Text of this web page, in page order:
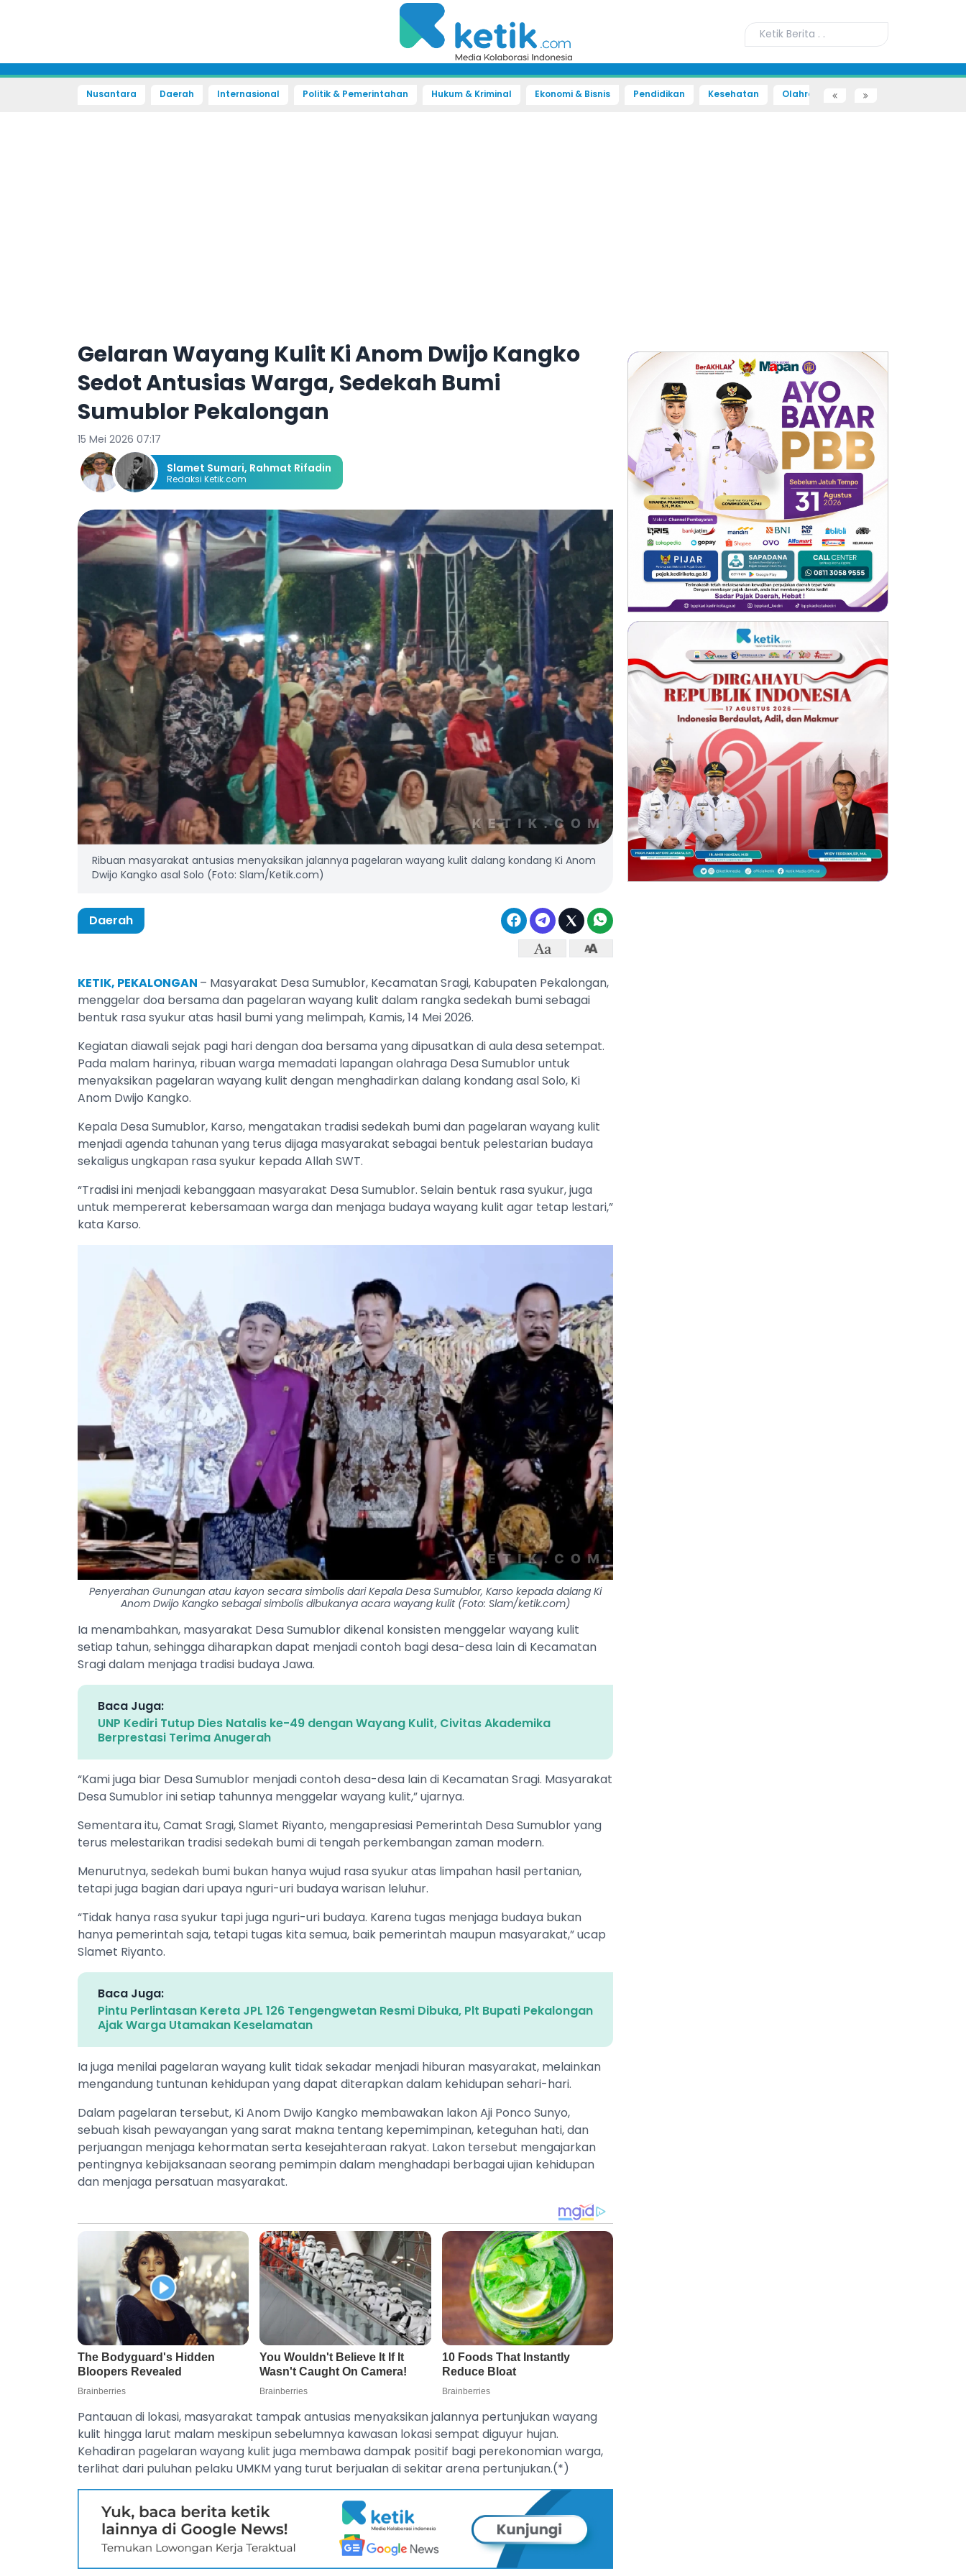
Nusantara Daerah Internasional Politik & Pemerintahan Hukum & Kriminal Ekonomi & Bisnis Pendidikan Kesehatan Olahraga Sains dan Teknologi
Gelaran Wayang Kulit Ki Anom Dwijo Kangko
Sedot Antusias Warga, Sedekah Bumi
Sumublor Pekalongan
15 Mei 2026 07:17
Slamet Sumari, Rahmat Rifadin
Redaksi Ketik.com
Ribuan masyarakat antusias menyaksikan jalannya pagelaran wayang kulit dalang kondang Ki Anom
Dwijo Kangko asal Solo (Foto: Slam/Ketik.com)
Daerah
KETIK, PEKALONGAN – Masyarakat Desa Sumublor, Kecamatan Sragi, Kabupaten Pekalongan,
menggelar doa bersama dan pagelaran wayang kulit dalam rangka sedekah bumi sebagai
bentuk rasa syukur atas hasil bumi yang melimpah, Kamis, 14 Mei 2026.
‎Kegiatan diawali sejak pagi hari dengan doa bersama yang dipusatkan di aula desa setempat.
Pada malam harinya, ribuan warga memadati lapangan olahraga Desa Sumublor untuk
menyaksikan pagelaran wayang kulit dengan menghadirkan dalang kondang asal Solo, Ki
Anom Dwijo Kangko.
‎Kepala Desa Sumublor, Karso, mengatakan tradisi sedekah bumi dan pagelaran wayang kulit
menjadi agenda tahunan yang terus dijaga masyarakat sebagai bentuk pelestarian budaya
sekaligus ungkapan rasa syukur kepada Allah SWT.
‎“Tradisi ini menjadi kebanggaan masyarakat Desa Sumublor. Selain bentuk rasa syukur, juga
untuk mempererat kebersamaan warga dan menjaga budaya wayang kulit agar tetap lestari,”
kata Karso.
Penyerahan Gunungan atau kayon secara simbolis dari Kepala Desa Sumublor, Karso kepada dalang Ki
Anom Dwijo Kangko sebagai simbolis dibukanya acara wayang kulit (Foto: Slam/ketik.com)
‎Ia menambahkan, masyarakat Desa Sumublor dikenal konsisten menggelar wayang kulit
setiap tahun, sehingga diharapkan dapat menjadi contoh bagi desa-desa lain di Kecamatan
Sragi dalam menjaga tradisi budaya Jawa.
Baca Juga:
UNP Kediri Tutup Dies Natalis ke-49 dengan Wayang Kulit, Civitas Akademika
Berprestasi Terima Anugerah
‎“Kami juga biar Desa Sumublor menjadi contoh desa-desa lain di Kecamatan Sragi. Masyarakat
Desa Sumublor ini setiap tahunnya menggelar wayang kulit,” ujarnya.
‎Sementara itu, Camat Sragi, Slamet Riyanto, mengapresiasi Pemerintah Desa Sumublor yang
terus melestarikan tradisi sedekah bumi di tengah perkembangan zaman modern.‎
‎Menurutnya, sedekah bumi bukan hanya wujud rasa syukur atas limpahan hasil pertanian,
tetapi juga bagian dari upaya nguri-uri budaya warisan leluhur.
‎“Tidak hanya rasa syukur tapi juga nguri-uri budaya. Karena tugas menjaga budaya bukan
hanya pemerintah saja, tetapi tugas kita semua, baik pemerintah maupun masyarakat,” ucap
Slamet Riyanto.
Baca Juga:
Pintu Perlintasan Kereta JPL 126 Tengengwetan Resmi Dibuka, Plt Bupati Pekalongan
Ajak Warga Utamakan Keselamatan
‎Ia juga menilai pagelaran wayang kulit tidak sekadar menjadi hiburan masyarakat, melainkan
mengandung tuntunan kehidupan yang dapat diterapkan dalam kehidupan sehari-hari.
‎Dalam pagelaran tersebut, Ki Anom Dwijo Kangko membawakan lakon Aji Ponco Sunyo,
sebuah kisah pewayangan yang sarat makna tentang kepemimpinan, keteguhan hati, dan
perjuangan menjaga kehormatan serta kesejahteraan rakyat. Lakon tersebut mengajarkan
pentingnya kebijaksanaan seorang pemimpin dalam menghadapi berbagai ujian kehidupan
dan menjaga persatuan masyarakat.
‎Pantauan di lokasi, masyarakat tampak antusias menyaksikan jalannya pertunjukan wayang
kulit hingga larut malam meskipun sebelumnya kawasan lokasi sempat diguyur hujan.
Kehadiran pagelaran wayang kulit juga membawa dampak positif bagi perekonomian warga,
terlihat dari puluhan pelaku UMKM yang turut berjualan di sekitar arena pertunjukan.(*)